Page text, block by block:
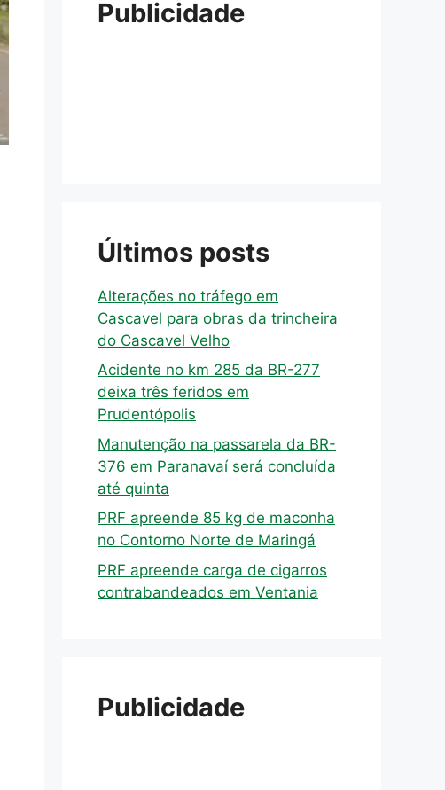
Publicidade
Últimos posts
Alterações no tráfego em
Cascavel para obras da trincheira
do Cascavel Velho
Acidente no km 285 da BR-277
deixa três feridos em
Prudentópolis
Manutenção na passarela da BR-
376 em Paranavaí será concluída
até quinta
PRF apreende 85 kg de maconha
no Contorno Norte de Maringá
PRF apreende carga de cigarros
contrabandeados em Ventania
Publicidade